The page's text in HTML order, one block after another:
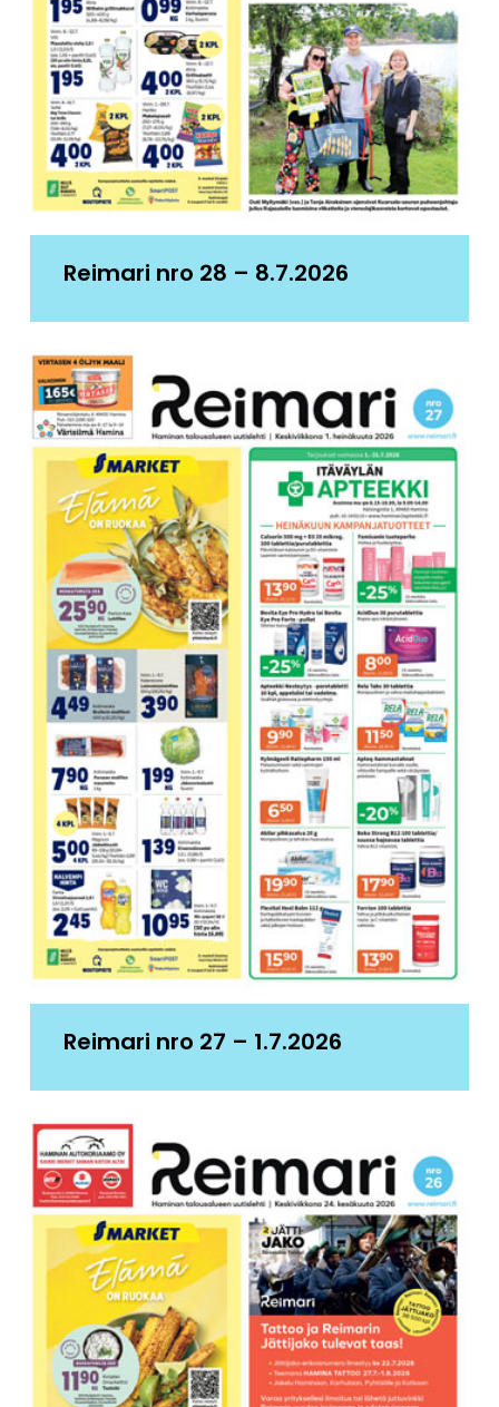
Reimari nro 28 – 8.7.2026
Reimari nro 27 – 1.7.2026